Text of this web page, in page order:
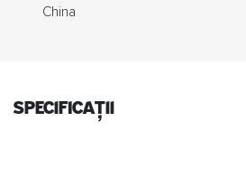
China
specificații